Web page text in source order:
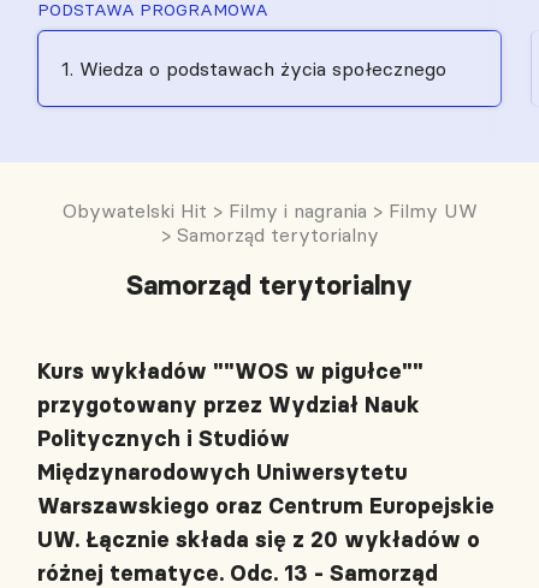
PODSTAWA PROGRAMOWA
1. Wiedza o podstawach życia społecznego
Obywatelski Hit > Filmy i nagrania > Filmy UW
> Samorząd terytorialny
Samorząd terytorialny
Kurs wykładów ""WOS w pigułce""
przygotowany przez Wydział Nauk
Politycznych i Studiów
Międzynarodowych Uniwersytetu
Warszawskiego oraz Centrum Europejskie
UW. Łącznie składa się z 20 wykładów o
różnej tematyce. Odc. 13 - Samorząd